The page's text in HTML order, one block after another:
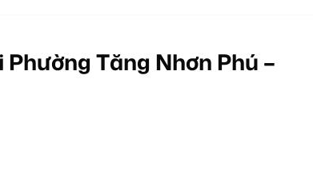
Tăng Nhơn Phú –